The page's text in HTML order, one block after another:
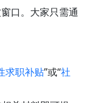
口。大家只需通
求职补贴”或“社